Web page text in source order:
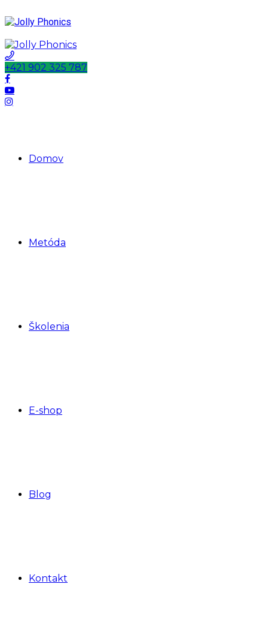
+421 902 325 787
Domov
Metóda
Školenia
E-shop
Blog
Kontakt